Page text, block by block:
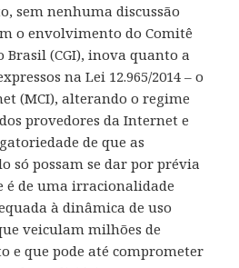
sem nenhuma discussão
o envolvimento do Comitê
Brasil (CGI), inova quanto a
na Lei 12.965/2014 – o
(MCI), alterando o regime
provedores da Internet e
de que as
só possam se dar por prévia
é de uma irracionalidade
à dinâmica de uso
veiculam milhões de
e que pode até comprometer